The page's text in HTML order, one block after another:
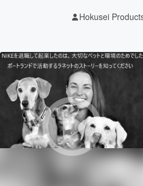
テクノロジー・ガジェ
映像・映画
ビジネス・起業
Hokusei